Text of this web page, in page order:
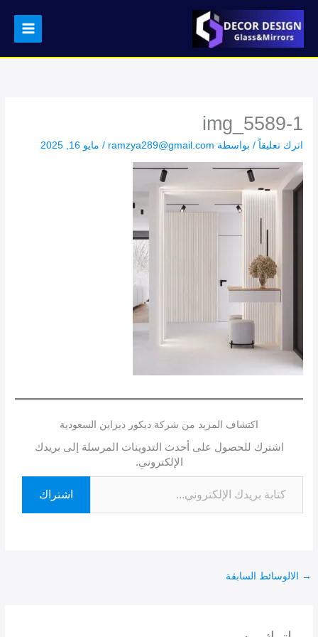
المحتوى
img_5589-1
اترك تعليقاً / بواسطة ramzya289@gmail.com
/ مايو 16, 2025
اكتشاف المزيد من شركة ديكور ديزاين السعودية
اشترك للحصول على أحدث التدوينات المرسلة إلى بريدك
الإلكتروني.
اشتراك
→ الالوسائط السابقة